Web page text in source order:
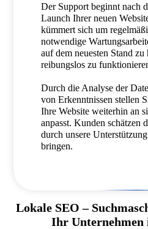
Der Support beginnt nach
Launch Ihrer neuen
kümmert sich um
notwendige
auf dem neuesten Stand zu
reibungslos zu
Durch die Analyse der
von Erkenntnissen stellen
Ihre Website weiterhin an
anpasst. Kunden schätzen
durch unsere
bringen.
Lokale SEO –
Ihr Unternehmen